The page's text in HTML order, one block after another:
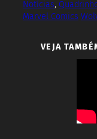
Notícias,
Marvel Comics
VEJA